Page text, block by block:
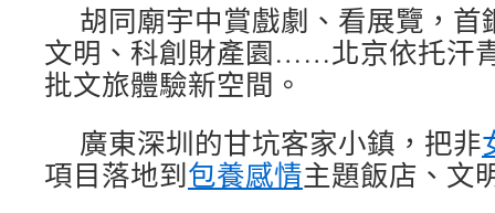
胡同廟宇中賞戲劇、看展覽，
文明、科創財產園……北京依托汗
批文旅體驗新空間。
廣東深圳的甘坑客家小鎮，把非
項目落地到包養感情主題飯店、文